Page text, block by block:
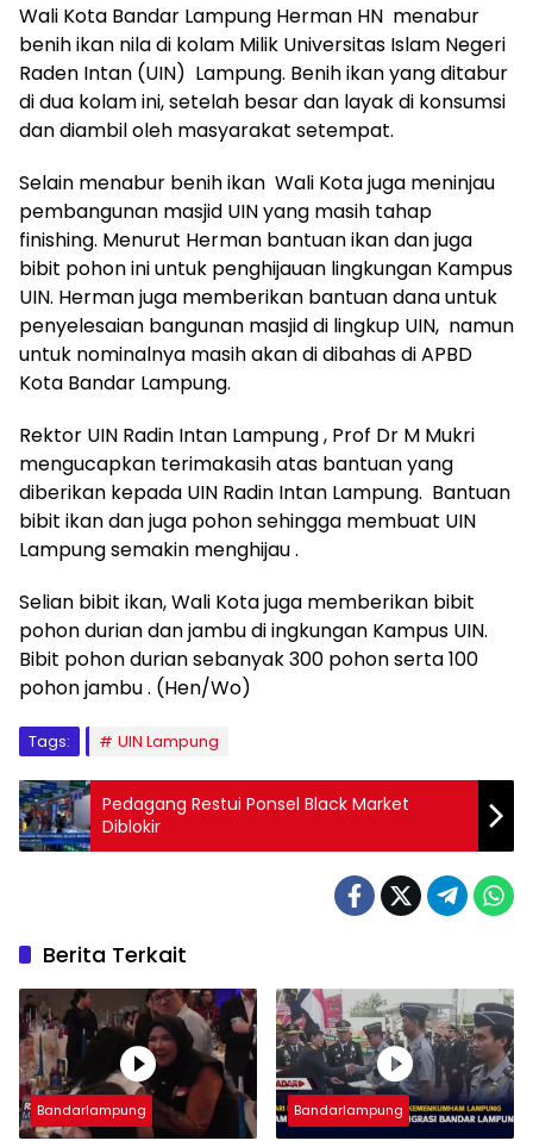
Wali Kota Bandar Lampung Herman HN menabur
benih ikan nila di kolam Milik Universitas Islam Negeri
Raden Intan (UIN) Lampung. Benih ikan yang ditabur
di dua kolam ini, setelah besar dan layak di konsumsi
dan diambil oleh masyarakat setempat.
Selain menabur benih ikan Wali Kota juga meninjau
pembangunan masjid UIN yang masih tahap
finishing. Menurut Herman bantuan ikan dan juga
bibit pohon ini untuk penghijauan lingkungan Kampus
UIN. Herman juga memberikan bantuan dana untuk
penyelesaian bangunan masjid di lingkup UIN, namun
untuk nominalnya masih akan di dibahas di APBD
Kota Bandar Lampung.
Rektor UIN Radin Intan Lampung , Prof Dr M Mukri
mengucapkan terimakasih atas bantuan yang
diberikan kepada UIN Radin Intan Lampung. Bantuan
bibit ikan dan juga pohon sehingga membuat UIN
Lampung semakin menghijau .
Selian bibit ikan, Wali Kota juga memberikan bibit
pohon durian dan jambu di ingkungan Kampus UIN.
Bibit pohon durian sebanyak 300 pohon serta 100
pohon jambu . (Hen/Wo)
Tags: UIN Lampung
Pedagang Restui Ponsel Black Market
Diblokir
Berita Terkait
Bandarlampung Bandarlampung